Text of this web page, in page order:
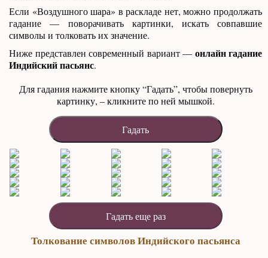
Если «Воздушного шара» в раскладе нет, можно продолжать
гадание — поворачивать картинки, искать совпавшие
символы и толковать их значение.
Ниже представлен современный вариант — онлайн гадание
Индийский пасьянс.
Для гадания нажмите кнопку “Гадать”, чтобы повернуть
картинку, – кликните по ней мышкой.
Толкование символов Индийского пасьянса